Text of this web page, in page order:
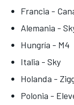
Francia -
Alemania -
Hungría - M4
Italia - Sky
Holanda -
Polonia -